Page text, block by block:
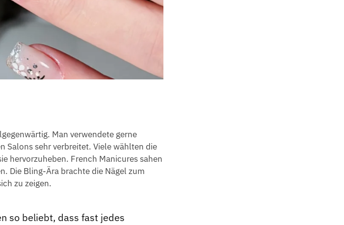
Man verwendete gerne
Salons sehr verbreitet. Viele wählten die
hervorzuheben. French Manicures sahen
Die Bling-Ära brachte die Nägel zum
zu zeigen.
so beliebt, dass fast jedes